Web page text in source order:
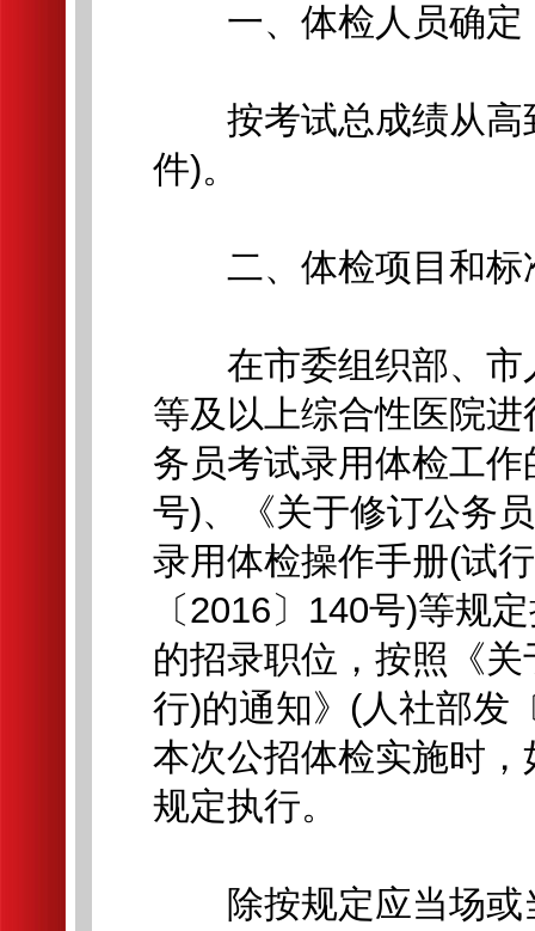
一、体检人员确定
按考试总成绩从高
件)。
二、体检项目和标
在市委组织部、市
等及以上综合性医院
务员考试录用体检工
号)、《关于修订公务
录用体检操作手册(试
〔2016〕140号)等规
的招录职位，按照《
行)的通知》(人社部发
本次公招体检实施时
规定执行。
除按规定应当场或